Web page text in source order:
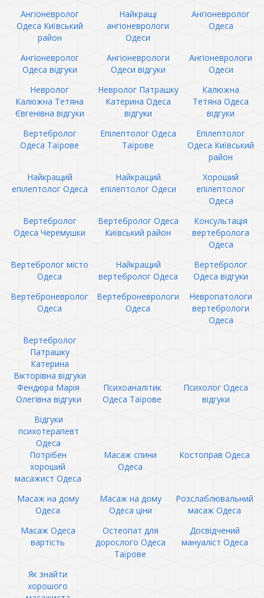
Ангіоневролог
Одеса Київський
район
Найкращі
ангіоневрологи
Одеси
Ангіоневролог
Одеса
Ангіоневролог
Одеса відгуки
Ангіоневрологи
Одеси відгуки
Ангіоневрологи
Одеси
Невролог
Калюжна Тетяна
Євгенівна відгуки
Невролог Патрашку
Катерина Одеса
відгуки
Калюжна
Тетяна Одеса
відгуки
Вертебролог
Одеса Таїрове
Епілептолог Одеса
Таїрове
Епілептолог
Одеса Київський
район
Найкращий
епілептолог Одеса
Найкращий
епілептолог Одеси
Хороший
епілептолог
Одеса
Вертебролог
Одеса Черемушки
Вертебролог Одеса
Київський район
Консультація
вертебролога
Одеса
Вертебролог місто
Одеса
Найкращий
вертебролог Одеса
Вертебролог
Одеса відгуки
Вертеброневролог
Одеса
Вертеброневрологи
Одеса
Невропатологи
вертебрологи
Одеса
Вертебролог
Патрашку
Катерина
Вікторівна відгуки
Фендюра Марія
Олегівна відгуки
Психоаналітик
Одеса Таїрове
Психолог Одеса
відгуки
Відгуки
психотерапевт
Одеса
Потрібен
хороший
масажист Одеса
Масаж спини
Одеса
Костоправ Одеса
Масаж на дому
Одеса
Масаж на дому
Одеса ціни
Розслаблювальний
масаж Одеса
Масаж Одеса
вартість
Остеопат для
дорослого Одеса
Таїрове
Досвідчений
мануаліст Одеса
Як знайти
хорошого